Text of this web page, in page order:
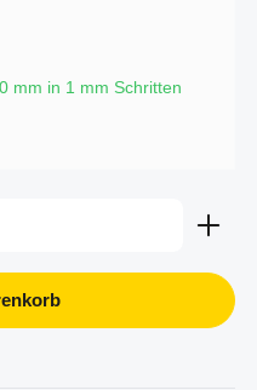
mm in 1 mm Schritten
Wert ein